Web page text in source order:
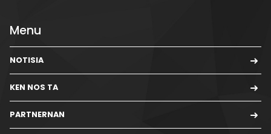
Menu
NOTISIA
KEN NOS TA
PARTNERNAN